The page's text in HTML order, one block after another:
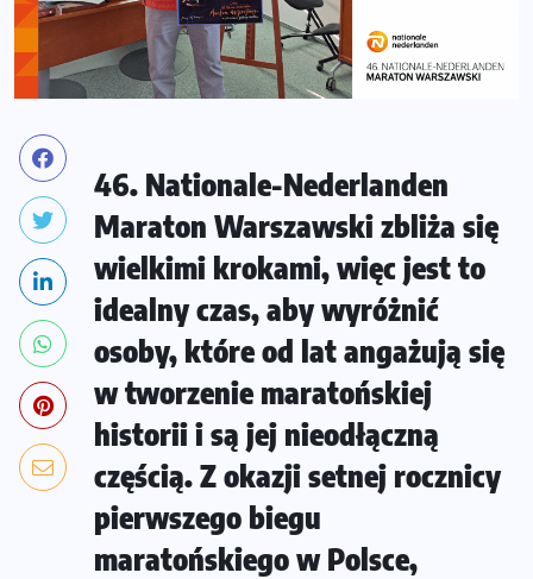
46. Nationale-Nederlanden
Maraton Warszawski zbliża się
wielkimi krokami, więc jest to
idealny czas, aby wyróżnić
osoby, które od lat angażują się
w tworzenie maratońskiej
historii i są jej nieodłączną
częścią. Z okazji setnej rocznicy
pierwszego biegu
maratońskiego w Polsce,